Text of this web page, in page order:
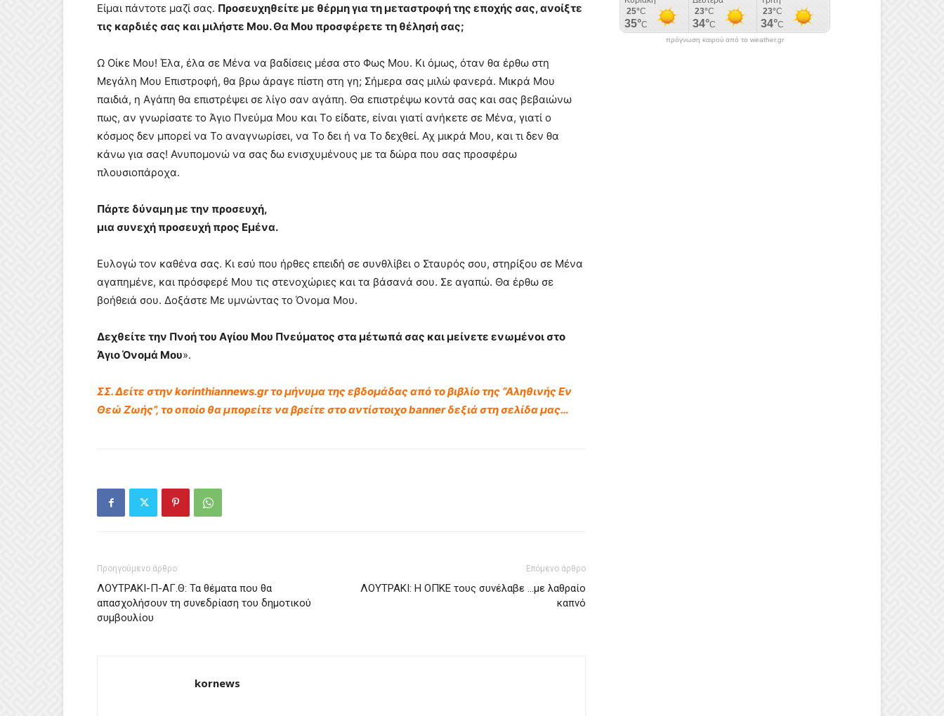
Είμαι πάντοτε μαζί σας. Προσευχηθείτε με θέρμη για τη μεταστροφή της εποχής σας, ανοίξτε
τις καρδιές σας και μιλήστε Μου. Θα Μου προσφέρετε τη θέλησή σας;
Ω Οίκε Μου! Έλα, έλα σε Μένα να βαδίσεις μέσα στο Φως Μου. Κι όμως, όταν θα έρθω στη
Μεγάλη Μου Επιστροφή, θα βρω άραγε πίστη στη γη; Σήμερα σας μιλώ φανερά. Μικρά Μου
παιδιά, η Αγάπη θα επιστρέψει σε λίγο σαν αγάπη. Θα επιστρέψω κοντά σας και σας βεβαιώνω
πως, αν γνωρίσατε το Άγιο Πνεύμα Μου και Το είδατε, είναι γιατί ανήκετε σε Μένα, γιατί ο
κόσμος δεν μπορεί να Το αναγνωρίσει, να Το δει ή να Το δεχθεί. Αχ μικρά Μου, και τι δεν θα
κάνω για σας! Ανυπομονώ να σας δω ενισχυμένους με τα δώρα που σας προσφέρω
πλουσιοπάροχα.
Πάρτε δύναμη με την προσευχή,
μια συνεχή προσευχή προς Εμένα.
Ευλογώ τον καθένα σας. Κι εσύ που ήρθες επειδή σε συνθλίβει ο Σταυρός σου, στηρίξου σε Μένα
αγαπημένε, και πρόσφερέ Μου τις στενοχώριες και τα βάσανά σου. Σε αγαπώ. Θα έρθω σε
βοήθειά σου. Δοξάστε Με υμνώντας το Όνομα Μου.
Δεχθείτε την Πνοή του Αγίου Μου Πνεύματος στα μέτωπά σας και μείνετε ενωμένοι στο
Άγιο Όνομά Μου».
ΣΣ. Δείτε στην korinthiannews.gr το μήνυμα της εβδομάδας από το βιβλίο της “Αληθινής Εν
Θεώ Ζωής”, το οποίο θα μπορείτε να βρείτε στο αντίστοιχο banner δεξιά στη σελίδα μας…
Προηγούμενο άρθρο
ΛΟΥΤΡΑΚΙ-Π-ΑΓ.Θ: Τα θέματα που θα
απασχολήσουν τη συνεδρίαση του δημοτικού
συμβουλίου
Επόμενο άρθρο
ΛΟΥΤΡΑΚΙ: Η ΟΠΚΕ τους συνέλαβε …με λαθραίο
καπνό
kornews
πρόγνωση καιρού από το weather.gr